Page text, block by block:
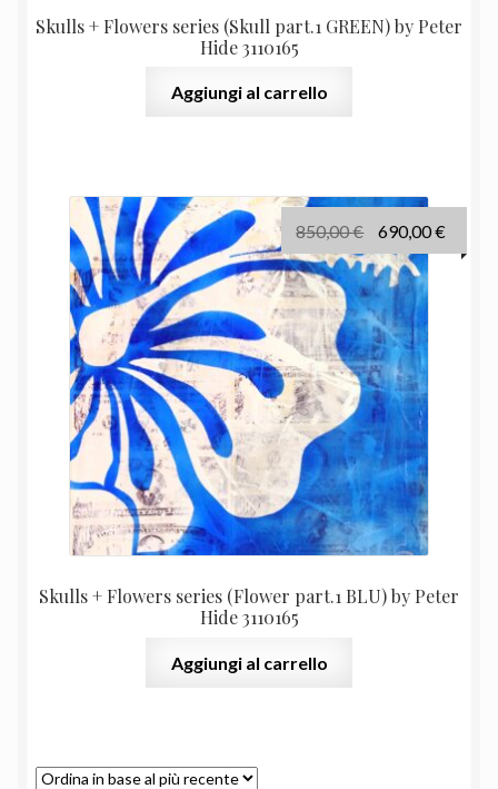
Skulls + Flowers series (Skull part.1 GREEN) by Peter
Hide 3110165
Aggiungi al carrello
Skulls + Flowers series (Flower part.1 BLU) by Peter
Hide 3110165
850,00€
prezzo
originale
era:
850,00 €.
690,00€
Aggiungi al carrello